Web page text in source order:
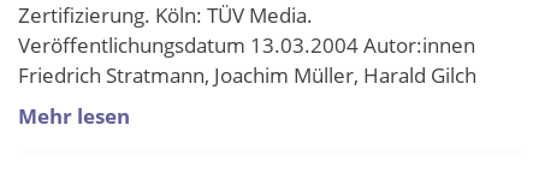
Zertifizierung. Köln: TÜV Media.
Veröffentlichungsdatum 13.03.2004 Autor:innen
Friedrich Stratmann, Joachim Müller, Harald Gilch
Mehr lesen